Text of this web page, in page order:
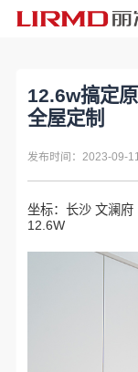
12.6w搞定
全屋定制
发布时间：2023-09-
坐标：长沙 文澜
12.6W